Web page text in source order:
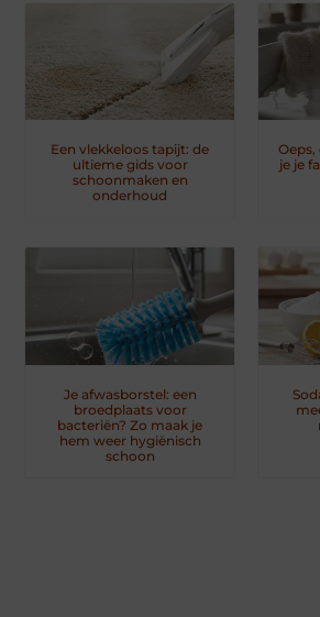
Een vlekkeloos tapijt: de
ultieme gids voor
schoonmaken en
onderhoud
je je
Je afwasborstel: een
broedplaats voor
bacteriën? Zo maak je
hem weer hygiënisch
schoon